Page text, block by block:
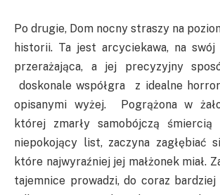
Po drugie, Dom nocny straszy na
historii. Ta jest arcyciekawa, na swój
przerażająca, a jej precyzyjny
doskonale współgra z idealne
opisanymi wyżej. Pogrążona w
której zmarły samobójczą
niepokojący list, zaczyna zagłębiać
które najwyraźniej jej małżonek miał.
tajemnice prowadzi, do coraz